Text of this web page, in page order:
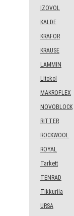
IZOVOL
KALDE
KRAFOR
KRAUSE
LAMMIN
Litokol
MAKROFLEX
NOVOBLOCK
RITTER
ROCKWOOL
ROYAL
Tarkett
TENRAD
Tikkurila
URSA